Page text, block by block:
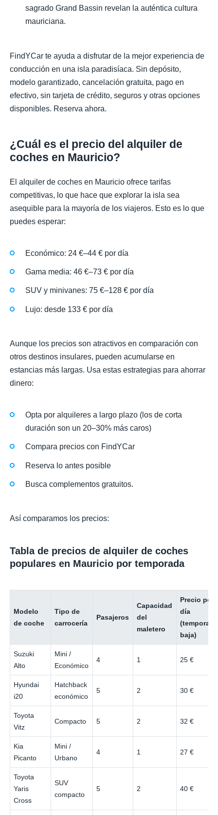
sagrado Grand Bassin revelan la auténtica cultura
mauriciana.
FindYCar te ayuda a disfrutar de la mejor experiencia de
conducción en una isla paradisíaca. Sin depósito,
modelo garantizado, cancelación gratuita, pago en
efectivo, sin tarjeta de crédito, seguros y otras opciones
disponibles. Reserva ahora.
¿Cuál es el precio del alquiler de
coches en Mauricio?
El alquiler de coches en Mauricio ofrece tarifas
competitivas, lo que hace que explorar la isla sea
asequible para la mayoría de los viajeros. Esto es lo que
puedes esperar:
Económico: 24 €–44 € por día
Gama media: 46 €–73 € por día
SUV y minivanes: 75 €–128 € por día
Lujo: desde 133 € por día
Aunque los precios son atractivos en comparación con
otros destinos insulares, pueden acumularse en
estancias más largas. Usa estas estrategias para ahorrar
dinero:
Opta por alquileres a largo plazo (los de corta
duración son un 20–30% más caros)
Compara precios con FindYCar
Reserva lo antes posible
Busca complementos gratuitos.
Así comparamos los precios:
Tabla de precios de alquiler de coches
populares en Mauricio por temporada
Modelo
de coche
Tipo de
carrocería
Pasajeros
Capacidad
del
maletero
Precio por
día
(temporada
baja)
Suzuki
Alto
Mini /
Económico
4 1 25 €
Hyundai
i20
Hatchback
económico
5 2 30 €
Toyota
Vitz
Compacto 5 2 32 €
Kia
Picanto
Mini /
Urbano
4 1 27 €
Toyota
Yaris
Cross
SUV
compacto
5 2 40 €